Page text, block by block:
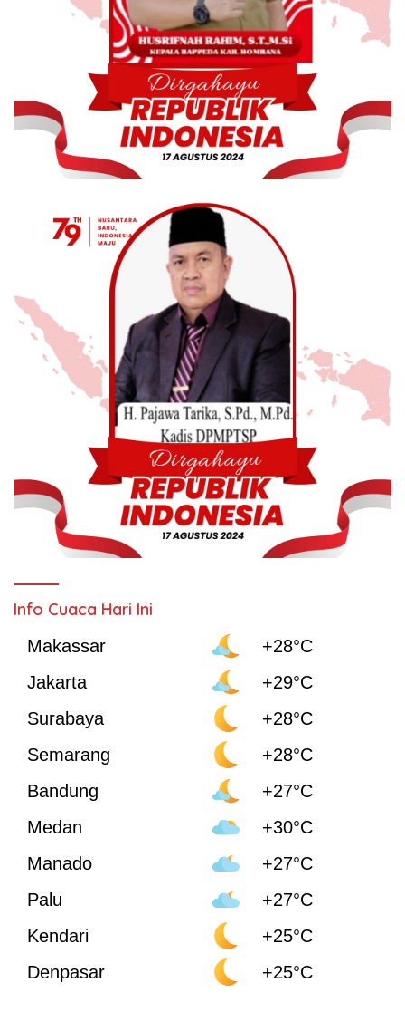
Info Cuaca Hari Ini
Makassar
+28°C
Jakarta
+29°C
Surabaya
+28°C
Semarang
+28°C
Bandung
+27°C
Medan
+30°C
Manado
+27°C
Palu
+27°C
Kendari
+25°C
Denpasar
+25°C